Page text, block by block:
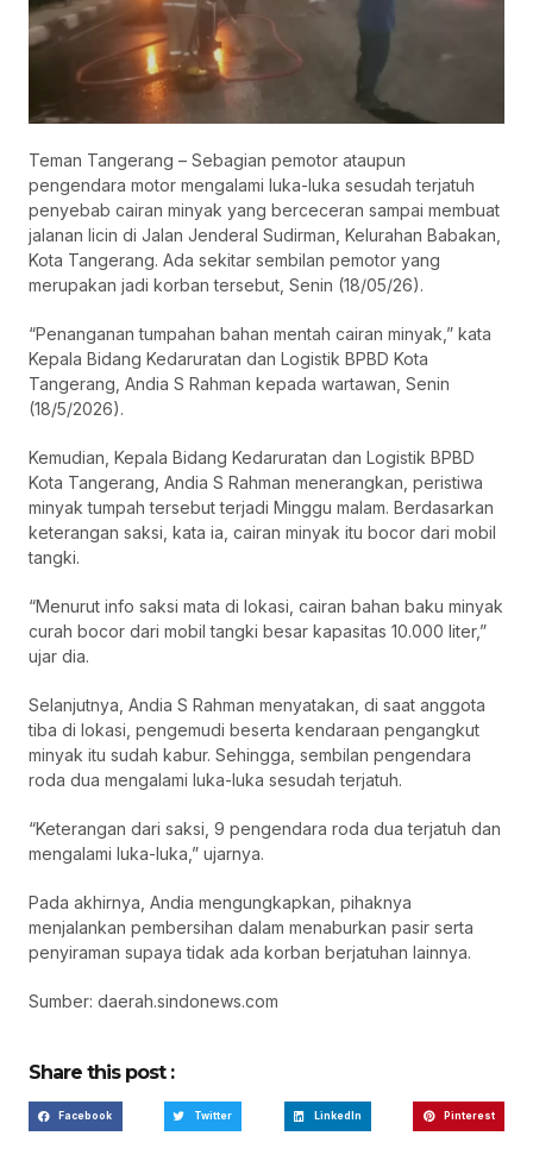
Teman Tangerang – Sebagian pemotor ataupun
pengendara motor mengalami luka-luka sesudah terjatuh
penyebab cairan minyak yang berceceran sampai membuat
jalanan licin di Jalan Jenderal Sudirman, Kelurahan Babakan,
Kota Tangerang. Ada sekitar sembilan pemotor yang
merupakan jadi korban tersebut, Senin (18/05/26).
“Penanganan tumpahan bahan mentah cairan minyak,” kata
Kepala Bidang Kedaruratan dan Logistik BPBD Kota
Tangerang, Andia S Rahman kepada wartawan, Senin
(18/5/2026).
Kemudian, Kepala Bidang Kedaruratan dan Logistik BPBD
Kota Tangerang, Andia S Rahman menerangkan, peristiwa
minyak tumpah tersebut terjadi Minggu malam. Berdasarkan
keterangan saksi, kata ia, cairan minyak itu bocor dari mobil
tangki.
“Menurut info saksi mata di lokasi, cairan bahan baku minyak
curah bocor dari mobil tangki besar kapasitas 10.000 liter,”
ujar dia.
Selanjutnya, Andia S Rahman menyatakan, di saat anggota
tiba di lokasi, pengemudi beserta kendaraan pengangkut
minyak itu sudah kabur. Sehingga, sembilan pengendara
roda dua mengalami luka-luka sesudah terjatuh.
“Keterangan dari saksi, 9 pengendara roda dua terjatuh dan
mengalami luka-luka,” ujarnya.
Pada akhirnya, Andia mengungkapkan, pihaknya
menjalankan pembersihan dalam menaburkan pasir serta
penyiraman supaya tidak ada korban berjatuhan lainnya.
Sumber: daerah.sindonews.com
Share this post :
Facebook Twitter LinkedIn Pinterest